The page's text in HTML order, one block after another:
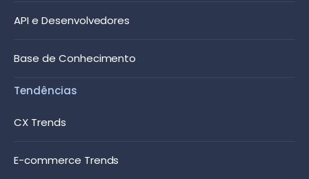
API e Desenvolvedores
Base de Conhecimento
Tendências
CX Trends
E-commerce Trends